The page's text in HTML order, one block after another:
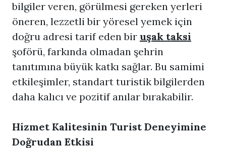
bilgiler veren, görülmesi gereken yerleri
öneren, lezzetli bir yöresel yemek için
doğru adresi tarif eden bir uşak taksi
şoförü, farkında olmadan şehrin
tanıtımına büyük katkı sağlar. Bu samimi
etkileşimler, standart turistik bilgilerden
daha kalıcı ve pozitif anılar bırakabilir.
Hizmet Kalitesinin Turist Deneyimine
Doğrudan Etkisi